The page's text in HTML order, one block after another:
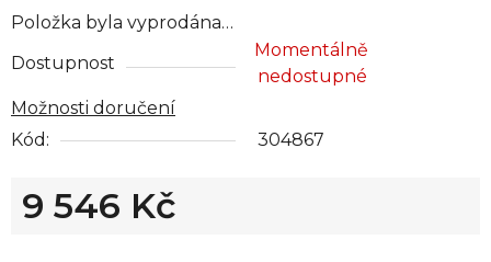
Položka byla vyprodána…
Dostupnost
Momentálně
nedostupné
Možnosti doručení
Kód:
304867
9 546 Kč